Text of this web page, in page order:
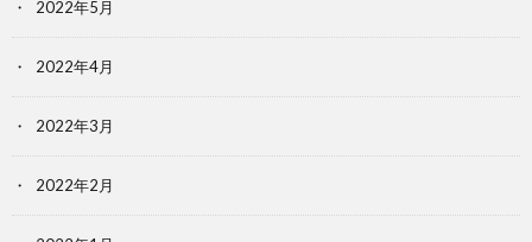
2022年5月
2022年4月
2022年3月
2022年2月